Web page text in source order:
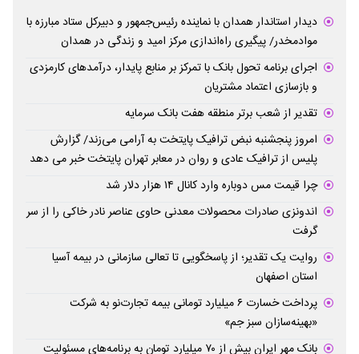
دیدار استاندار همدان با نماینده رئیس‌جمهور و دبیرکل ستاد مبارزه با
موادمخدر/ پیگیری راه‌اندازی مرکز امید و زندگی در همدان
اجرای برنامه تحول بانک با تمرکز بر منابع پایدار، درآمدهای کارمزدی
و بازسازی اعتماد مشتریان
تقدیر از شعب برتر منطقه هفت بانک سرمایه
امروز پنجشنبه نبض ترافیک پایتخت به آرامی می‌زند/ گزارش
پلیس از ترافیک عادی و روان در معابر تهران پایتخت خبر می دهد
چرا قیمت مس دوباره وارد کانال ۱۴ هزار دلار شد
اندونزی صادرات محصولات معدنی حاوی عناصر نادر خاکی را از سر
گرفت
روایت یک تقدیر؛ از پاسخگویی تا تعالی سازمانی در بیمه آسیا
استان اصفهان
پرداخت خسارت ۶ میلیارد تومانی بیمه تجارت‌نو به شرکت
«بهینه‌سازان سبز جم»
بانک مهر ایران بیش از ۷۰ میلیارد تومان به برنامه‌های مسئولیت